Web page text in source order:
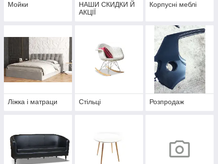
Мойки
НАШИ СКИДКИ Й
АКЦІЇ
Корпусні меблі
Ліжка і матраци Стільці Розпродаж